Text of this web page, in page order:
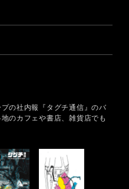
の社内報『タグチ通信』のバ
地のカフェや書店、雑貨店でも